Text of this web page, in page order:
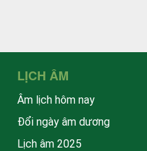
LỊCH ÂM
Âm lịch hôm nay
Đổi ngày âm dương
Lịch âm 2025